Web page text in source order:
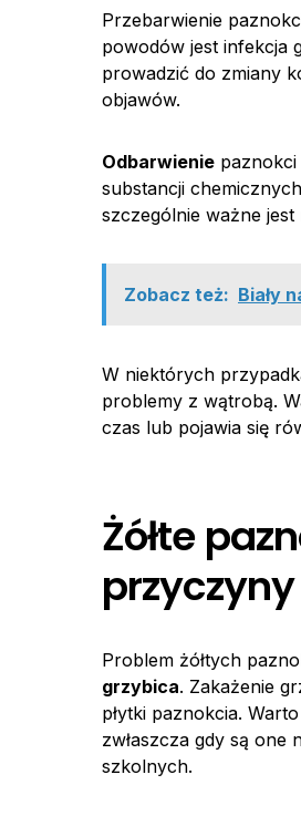
Przebarwienie
powodów jest infekcja
prowadzić do zmiany
objawów.
Odbarwienie
substancji
szczególnie ważne
Zobacz też: Biały
W niektórych
problemy z wątrobą.
czas lub pojawia się
Żółte
przyczyny
Problem żółtych
grzybica. Zakażenie
płytki paznokcia.
zwłaszcza gdy są one
szkolnych.